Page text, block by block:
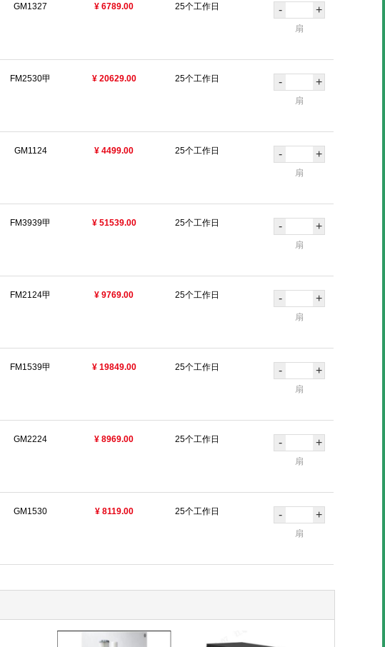
GM1327 ¥ 6789.00 25个工作日 - +
扇
FM2530甲 ¥ 20629.00 25个工作日 - +
扇
GM1124 ¥ 4499.00 25个工作日 - +
扇
FM3939甲 ¥ 51539.00 25个工作日 - +
扇
FM2124甲 ¥ 9769.00 25个工作日 - +
扇
FM1539甲 ¥ 19849.00 25个工作日 - +
扇
GM2224 ¥ 8969.00 25个工作日 - +
扇
GM1530 ¥ 8119.00 25个工作日 - +
扇